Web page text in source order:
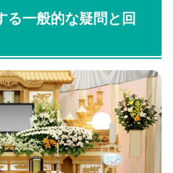
る一般的な疑問と回